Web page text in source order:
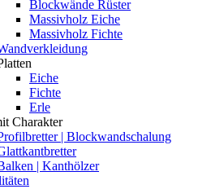
Blockwände Rüster
Massivholz Eiche
Massivholz Fichte
Eiche
Fichte
Erle
Charakter
| Blockwandschalung
| Kanthölzer